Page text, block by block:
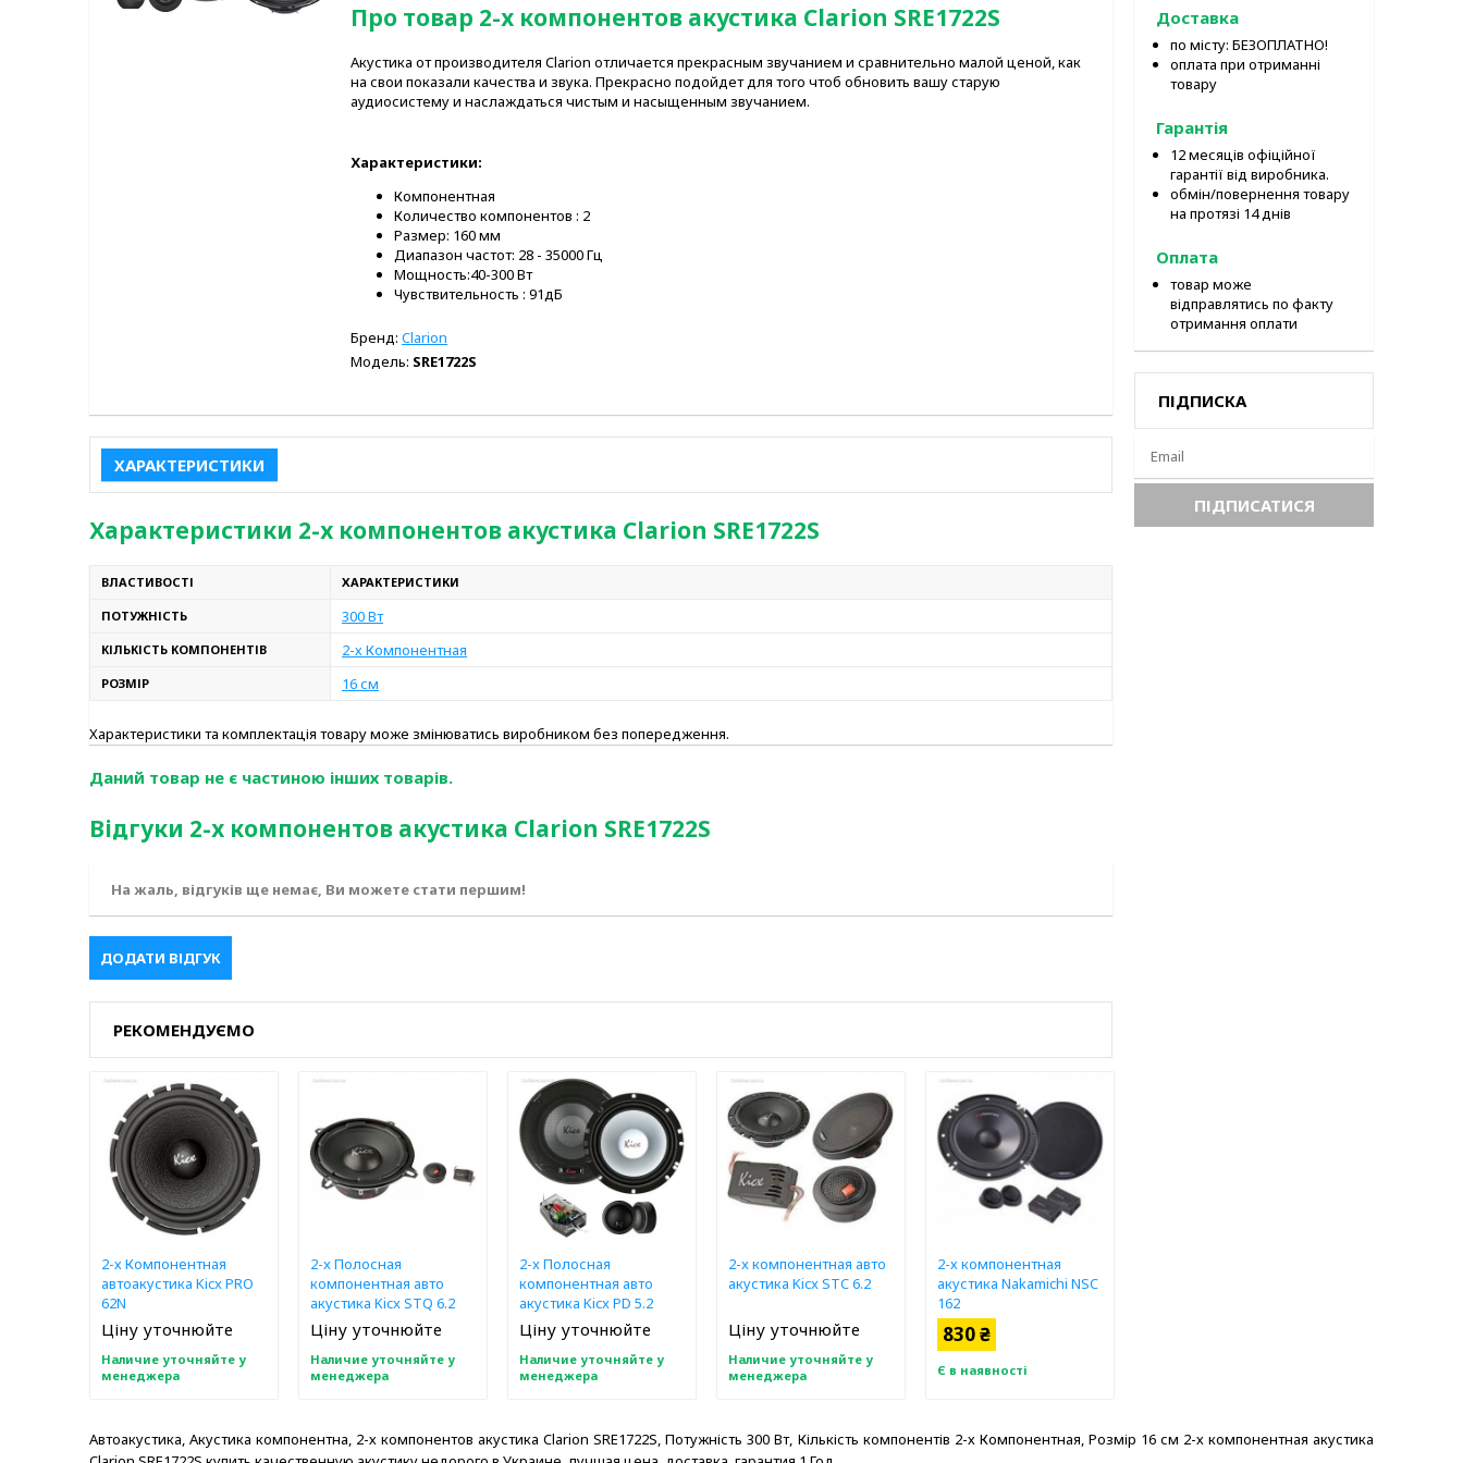
Про товар 2-х компонентов акустика Clarion SRE1722S
Акустика от производителя Clarion отличается прекрасным звучанием и сравнительно малой ценой, как
на свои показали качества и звука. Прекрасно подойдет для того чтоб обновить вашу старую
аудиосистему и наслаждаться чистым и насыщенным звучанием.
Характеристики:
Компонентная
Количество компонентов : 2
Размер: 160 мм
Диапазон частот: 28 - 35000 Гц
Мощность:40-300 Вт
Чувствительность : 91дБ
Бренд: Clarion
Модель: SRE1722S
ХАРАКТЕРИСТИКИ
Характеристики 2-х компонентов акустика Clarion SRE1722S
ВЛАСТИВОСТІ ХАРАКТЕРИСТИКИ
ПОТУЖНІСТЬ 300 Вт
КІЛЬКІСТЬ КОМПОНЕНТІВ 2-х Компонентная
РОЗМІР 16 см
Характеристики та комплектація товару може змінюватись виробником без попередження.
Даний товар не є частиною інших товарів.
Відгуки 2-х компонентов акустика Clarion SRE1722S
На жаль, відгуків ще немає, Ви можете стати першим!
ДОДАТИ ВІДГУК
РЕКОМЕНДУЄМО
2-х Компонентная
автоакустика Kicx PRO
62N
Ціну уточнюйте
Наличие уточняйте у
менеджера
2-x Полосная
компонентная авто
акустика Kicx STQ 6.2
Ціну уточнюйте
Наличие уточняйте у
менеджера
2-x Полосная
компонентная авто
акустика Kicx PD 5.2
Ціну уточнюйте
Наличие уточняйте у
менеджера
2-x компонентная авто
акустика Kicx STC 6.2
Ціну уточнюйте
Наличие уточняйте у
менеджера
2-х компонентная
акустика Nakamichi NSC
162
830 ₴
Є в наявності
Автоакустика, Акустика компонентна, 2-х компонентов акустика Clarion SRE1722S, Потужність 300 Вт, Кількість компонентів 2-х Компонентная, Розмір 16 см 2-х компонентная акустика
Доставка
по місту: БЕЗОПЛАТНО!
оплата при отриманні
товару
Гарантія
12 месяців офіційної
гарантії від виробника.
обмін/повернення товару
на протязі 14 днів
Оплата
товар може
відправлятись по факту
отримання оплати
ПІДПИСКА